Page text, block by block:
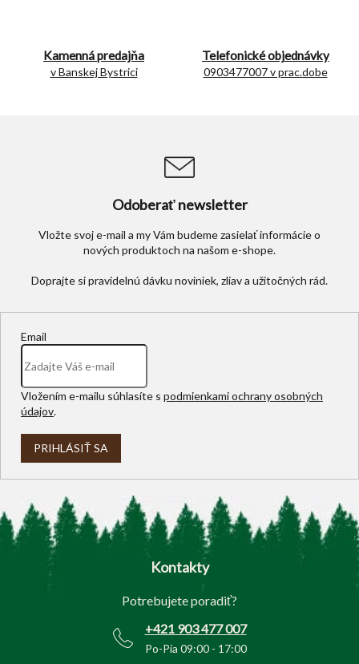
i
s
Kamenná predajňa
v Banskej Bystrici
Telefonické objednávky
0903477007 v prac.dobe
Odoberať newsletter
Vložte svoj e-mail a my Vám budeme zasielať informácie o
nových produktoch na našom e-shope.
Email
Vložením e-mailu súhlasíte s podmienkami ochrany osobných
údajov.
PRIHLÁSIŤ SA
Z
Kontakty
Potrebujete poradiť?
+421 903 477 007
Po-Pia 09:00 - 17:00